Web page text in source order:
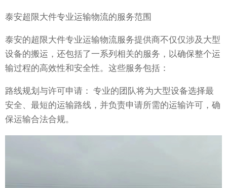
泰安超限大件专业运输物流的服务范围
泰安的超限大件专业运输物流服务提供商不仅仅涉及大型
设备的搬运，还包括了一系列相关的服务，以确保整个运
输过程的高效性和安全性。这些服务包括：
路线规划与许可申请： 专业的团队将为大型设备选择最
安全、最短的运输路线，并负责申请所需的运输许可，确
保运输合法合规。